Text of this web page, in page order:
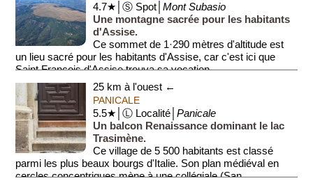
4.7★│Ⓢ Spot│Mont Subasio
Une montagne sacrée pour les habitants
d'Assise.
Ce sommet de 1·290 mètres d'altitude est
un lieu sacré pour les habitants d'Assise, car c'est ici que
Saint François d'Assise trouva sa vocation.
25 km à l'ouest ←
PANICALE
5.5★│Ⓛ Localité│Panicale
Un balcon Renaissance dominant le lac
Trasimène.
Ce village de 5 500 habitants est classé
parmi les plus beaux bourgs d'Italie. Son plan médiéval en
cercles concentriques mène à une collégiale (San...